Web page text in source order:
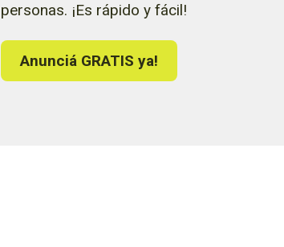
personas. ¡Es rápido y fácil!
Anunciá GRATIS ya!